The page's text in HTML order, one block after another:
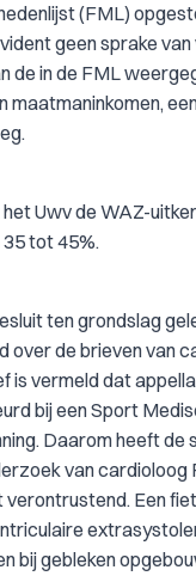
(FML)
geen sprake
de in de FML
Uwv de WAZ-
tot 45%.
ten grondslag
de brieven van
is vermeld dat
bij een Sport
Daarom heeft
van
Een
bij gebleken